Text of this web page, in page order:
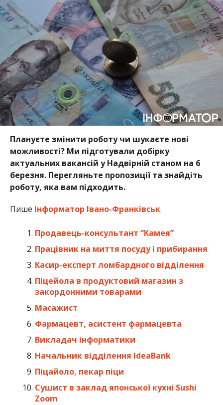
Плануєте змінити роботу чи шукаєте нові
можливості? Ми підготували добірку
актуальних вакансій у Надвірній станом на 6
березня. Перегляньте пропозиції та знайдіть
роботу, яка вам підходить.
Пише Інформатор Івано-Франківськ.
Продавець-консультант “Камея”
Працівник на миття посуду і прибирання
Касир-експерт ломбардного відділення
Піцейола в продуктовий магазин з
закордонними товарами
Масажист
Фармацевт, асистент фармацевта
Викладач інформатики
Начальник відділення IdeaBank
Піцайоло, пекар піци
Сушист в заклад японської кухні Sushi
Zoom